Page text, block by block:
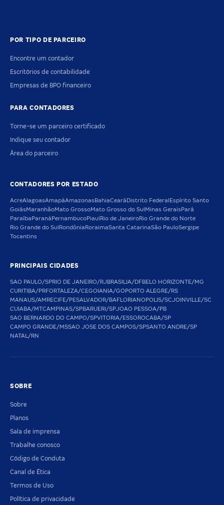
POR TIPO DE PARCEIRO
Encontre um contador
Escritórios de contabilidade
Empresas de BPO financeiro
PARA CONTADORES
Torne-se um parceiro certificado
Indique seu contador
Área do parceiro
CONTADORES POR ESTADO
AcreAlagoasAmapáAmazonas BahiaCeará Distrito Federal Espírito Santo
GoiásMaranhãoMato GrossoMato Grosso do Sul Minas Gerais Pará
Paraíba Paraná PernambucoPiauíRio de JaneiroRio Grande do Norte
Rio Grande do Sul Rondônia RoraimaSanta CatarinaSão PauloSergipe
Tocantins
PRINCIPAIS CIDADES
SAO PAULO/SPRIO DE JANEIRO/RJBRASILIA/DFBELO HORIZONTE/MG
CURITIBA/PRFORTALEZA/CEGOIANIA/GOPORTO ALEGRE/RS
MANAUS/AMRECIFE/PESALVADOR/BAFLORIANOPOLIS/SCJOINVILLE/SC
CUIABA/MTCAMPINAS/SPBARUERI/SPJOAO PESSOA/PB
SAO BERNARDO DO CAMPO/SPVITORIA/ESSOROCABA/SP
CAMPO GRANDE/MSSAO JOSE DOS CAMPOS/SPSANTO ANDRE/SP
NATAL/RN
SOBRE
Sobre
Planos
Sala de imprensa
Trabalhe conosco
Código de Conduta
Canal de Ética
Termos de Uso
Política de privacidade